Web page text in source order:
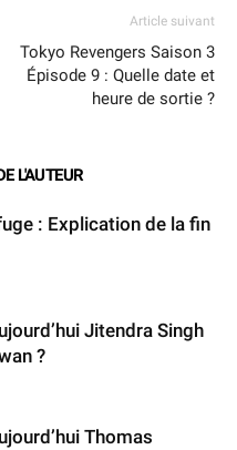
Article suivant
Tokyo Revengers Saison 3
Épisode 9 : Quelle date et
heure de sortie ?
L'AUTEUR
: Explication de la fin
Jitendra Singh
?
Thomas